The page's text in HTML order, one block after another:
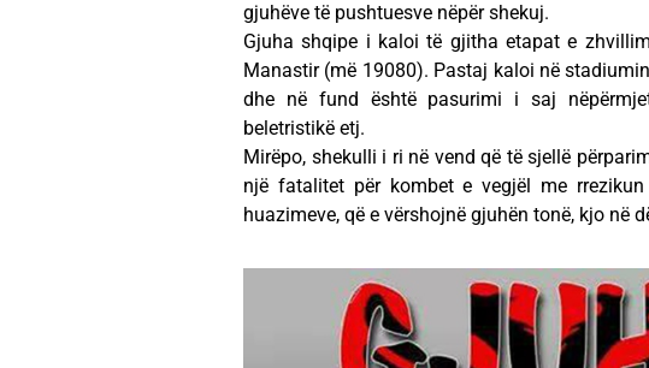
gjuhëve të pushtuesve nëpër shekuj.
Gjuha shqipe i kaloi të gjitha etapat e
Manastir (më 19080). Pastaj kaloi në
dhe në fund është pasurimi i saj
beletristikë etj.
Mirëpo, shekulli i ri në vend që të sjellë
një fatalitet për kombet e vegjël me
huazimeve, që e vërshojnë gjuhën tonë, kjo në